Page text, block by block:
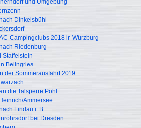
und Umgebung
Dinkelsbühl
Campingclubs 2018 in Würzburg
Riedenburg
Staffelstein
Beilngries
der Sommerausfahrt 2019
die Talsperre Pöhl
Ammersee
Lindau i. B.
bei Dresden